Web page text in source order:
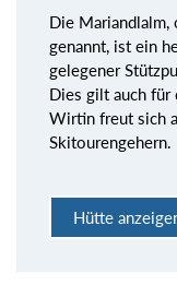
Die Mariandlalm,
genannt, ist ein
gelegener
Dies gilt auch für
Wirtin freut sich
Skitourengehern.
Hütte